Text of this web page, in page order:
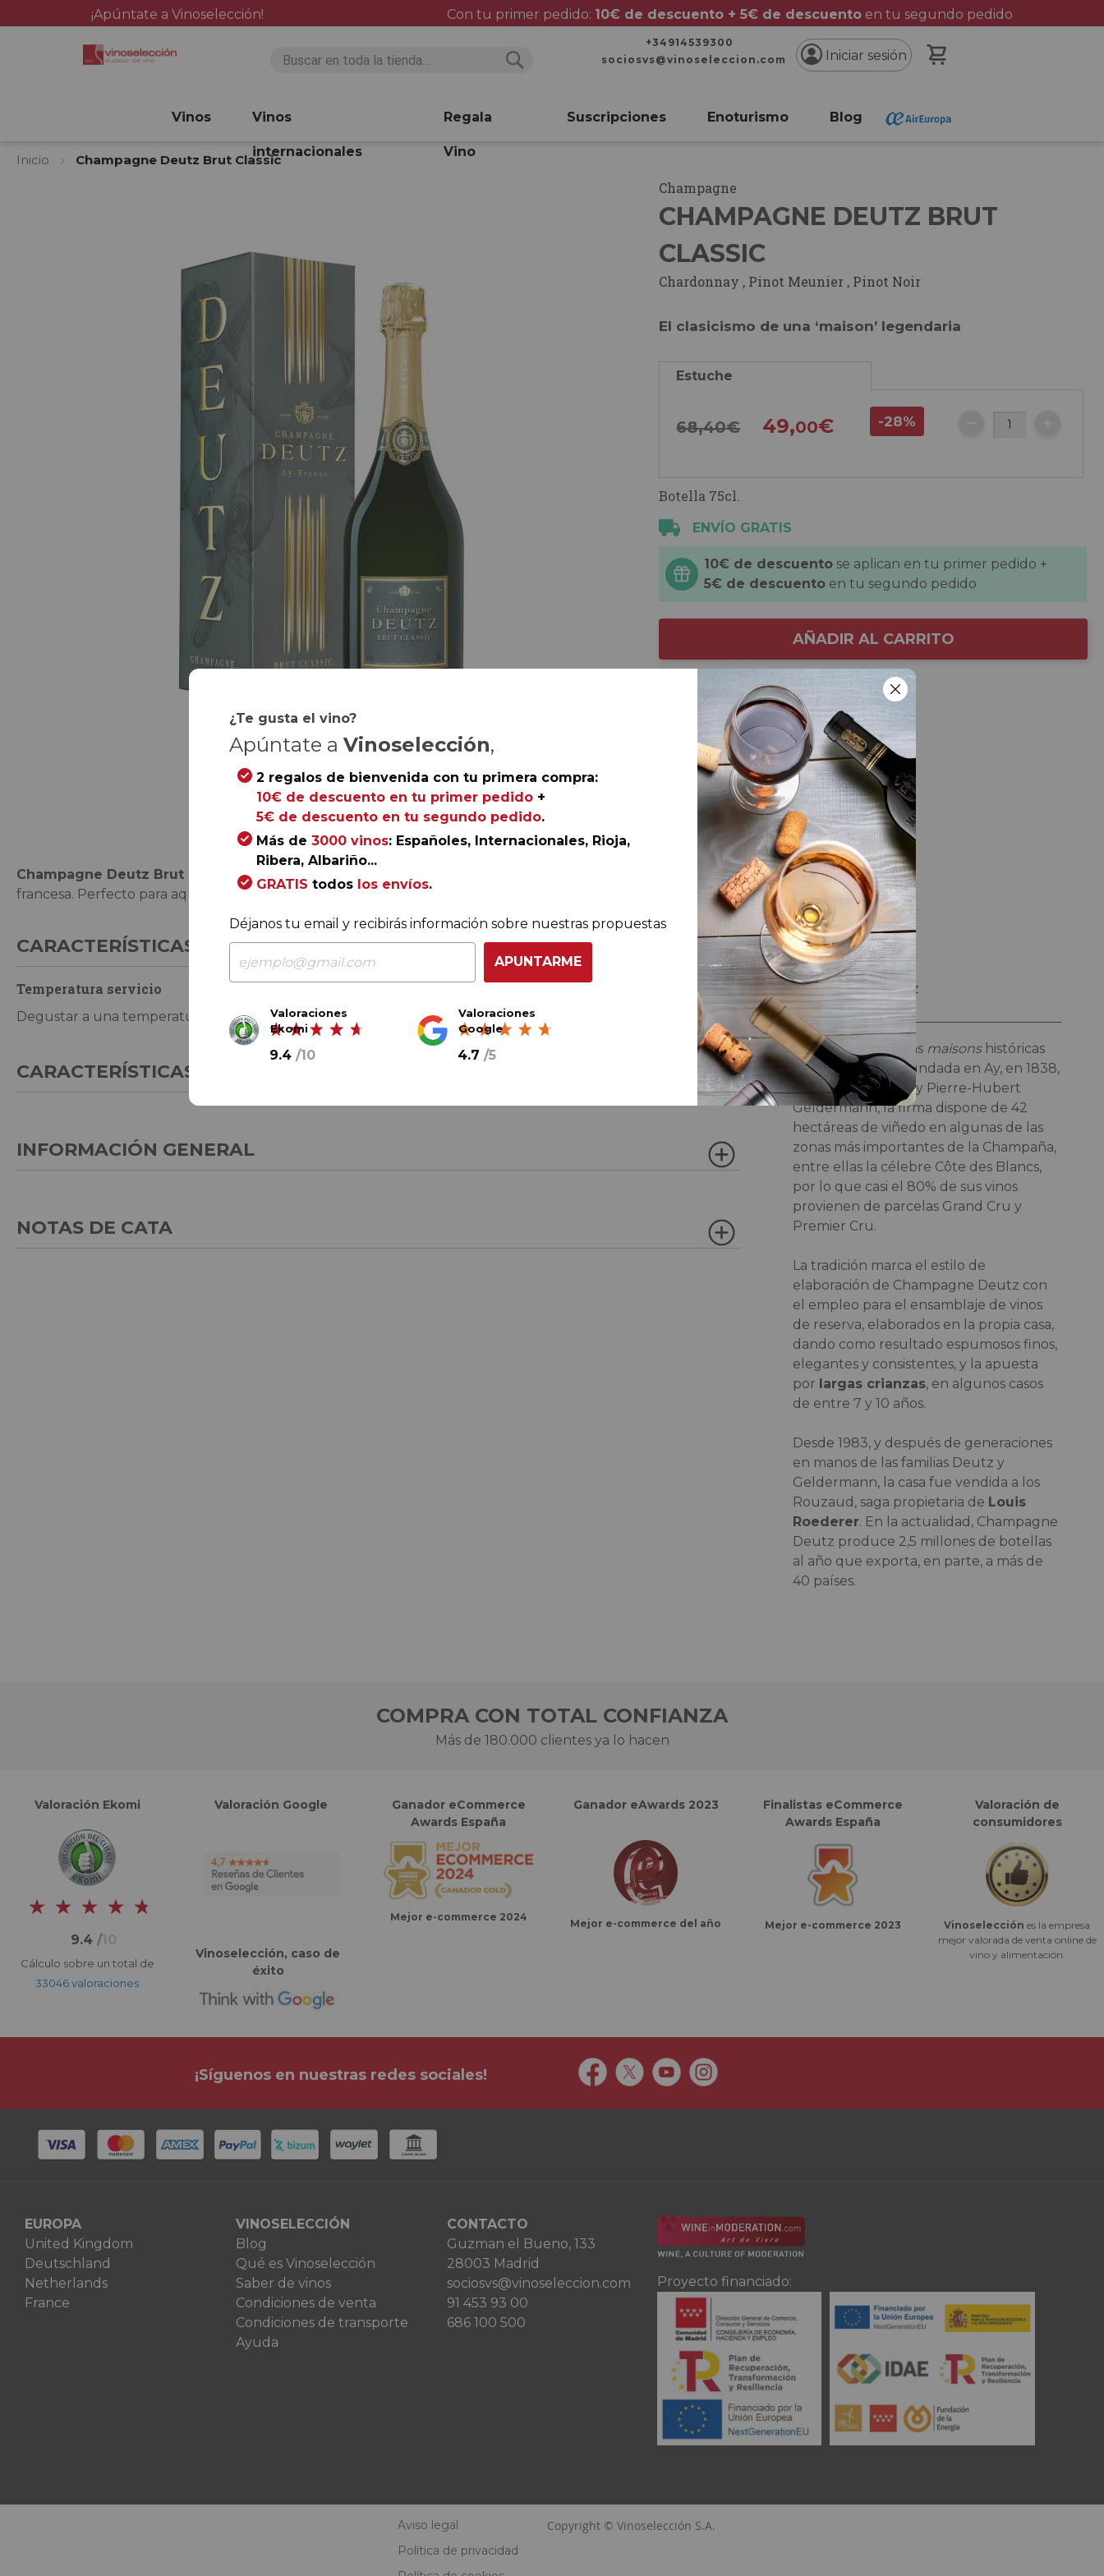
¡Apúntate a Vinoselección! Con tu primer pedido: 10€ de descuento + 5€ de descuentoen tu segundo pedido
+34914539300
sociosvs@vinoseleccion.com
Iniciar sesión
Vinos Vinos
internacionales
Regala
Vino
Suscripciones Enoturismo Blog
Inicio
Champagne Deutz Brut Classic
la
galería
Ref.AGR-DG0166
Champagne
CHAMPAGNE DEUTZ BRUT
CLASSIC
Chardonnay , Pinot Meunier , Pinot Noir
El clasicismo de una ‘maison’ legendaria
Estuche
68,40€ 49,00€ -28%
Botella 75cl.
ENVÍO GRATIS
10€ de descuento se aplican en tu primer pedido +
5€ de descuento en tu segundo pedido
AÑADIR AL CARRITO
Champagne Deutz Brut Classic es la cuvée más clásica de una de las casas históricas de la Champaña
francesa. Perfecto para aquellos que quieran iniciarse en el exclusivo universo de esta mítica
CARACTERÍSTICAS DE CONSUMO
Temperatura servicio
Degustar a una temperatura de 9 ºC
CARACTERÍSTICAS GENERALES
INFORMACIÓN GENERAL
NOTAS DE CATA
LA BODEGA
Bodega
Champagne Deutz
Deutzes una de las maisonshistóricas
de Champagne. Fundada en Ay, en 1838,
por William Deutz y Pierre-Hubert
Geldermann, la firma dispone de 42
hectáreas de viñedo en algunas de las
zonas más importantes de la Champaña,
entre ellas la célebre Côte des Blancs,
por lo que casi el 80% de sus vinos
provienen de parcelas Grand Cru y
Premier Cru.
La tradición marca el estilo de
elaboración de Champagne Deutz con
el empleo para el ensamblaje de vinos
de reserva, elaborados en la propia casa,
dando como resultado espumosos finos,
elegantes y consistentes, y la apuesta
por largas crianzas, en algunos casos
de entre 7 y 10 años.
Desde 1983, y después de generaciones
en manos de las familias Deutz y
Geldermann, la casa fue vendida a los
Rouzaud, saga propietaria de Louis
Roederer. En la actualidad, Champagne
Deutz produce 2,5 millones de botellas
al año que exporta, en parte, a más de
40 países.
COMPRA CON TOTAL CONFIANZA
Más de 180.000 clientes ya lo hacen
Valoración Ekomi
9.4 /10
Cálculo sobre un total de
33046 valoraciones
Valoración Google
Vinoselección, caso de
éxito
Ganador eCommerce
Awards España
Mejor e-commerce 2024
Ganador eAwards 2023
Mejor e-commerce del año
Finalistas eCommerce
Awards España
Mejor e-commerce 2023
Valoración de
consumidores
Vinoselección es la empresa
mejor valorada de venta online de
vino y alimentación.
¡Síguenos en nuestras redes sociales!
EUROPA
United Kingdom
Deutschland
Netherlands
France
VINOSELECCIÓN
Blog
Qué es Vinoselección
Saber de vinos
Condiciones de venta
Condiciones de transporte
Ayuda
CONTACTO
Guzman el Bueno, 133
28003 Madrid
sociosvs@vinoseleccion.com
91 453 93 00
686 100 500
Proyecto financiado:
Aviso legal
Política de privacidad
Copyright © Vinoselección S.A.
¿Te gusta el vino?
Apúntate a Vinoselección,
2 regalos de bienvenida con tu primera compra:
10€ de descuento en tu primer pedido+
5€ de descuento en tu segundo pedido.
Más de 3000 vinos: Españoles, Internacionales, Rioja,
Ribera, Albariño...
GRATIS todos los envíos.
Déjanos tu email y recibirás información sobre nuestras propuestas
APUNTARME
Valoraciones
Ekomi
9.4 /10
Valoraciones
Google
4.7 /5